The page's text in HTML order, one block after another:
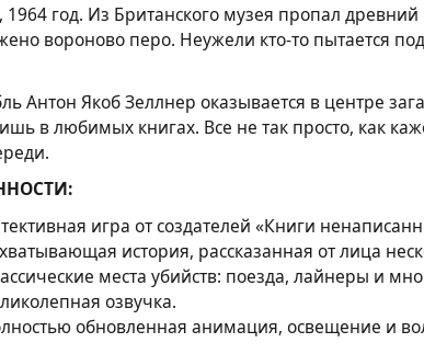
год. Из Британского музея пропал
вороново перо. Неужели кто-то пытается
Антон Якоб Зеллнер оказывается в центре
в любимых книгах. Все не так просто, как
игра от создателей «Книги
история, рассказанная от лица
места убийств: поезда, лайнеры и
озвучка.
обновленная анимация, освещение и